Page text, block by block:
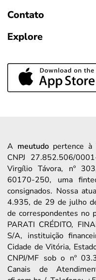
Contato
Explore
A meutudopertence à
CNPJ 27.852.506/
Virgílio Távora, nº
60170-250, uma
consignados. Nossa
4.935, de 29 de julho
de correspondentes no
PARATI CRÉDITO,
S/A, instituição
Cidade de Vitória,
CNPJ/MF sob o nº
Canais de